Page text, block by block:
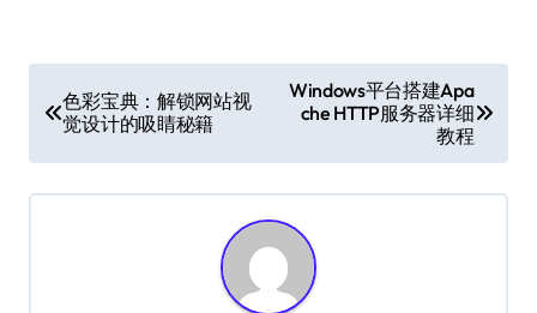
章
导
航
色彩宝典：解锁网站视
觉设计的吸睛秘籍
Windows平台搭建Apa
che HTTP服务器详细
教程